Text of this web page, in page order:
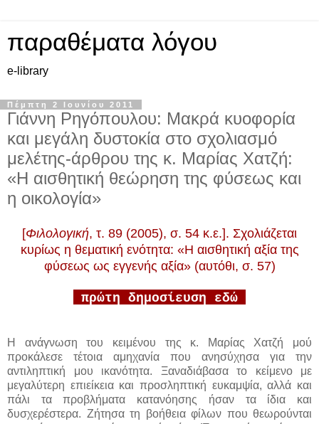
παραθέματα λόγου
e-library
Πέμπτη 2 Ιουνίου 2011
Γιάννη Ρηγόπουλου: Μακρά κυοφορία
και μεγάλη δυστοκία στο σχολιασμό
μελέτης-άρθρου της κ. Μαρίας Χατζή:
«Η αισθητική θεώρηση της φύσεως και
η οικολογία»
[Φιλολογική, τ. 89 (2005), σ. 54 κ.ε.]. Σχολιάζεται
κυρίως η θεματική ενότητα: «Η αισθητική αξία της
φύσεως ως εγγενής αξία» (αυτόθι, σ. 57)
πρώτη δημοσίευση εδώ
Η ανάγνωση του κειμένου της κ. Μαρίας Χατζή μού
προκάλεσε τέτοια αμηχανία που ανησύχησα για την
αντιληπτική μου ικανότητα. Ξαναδιάβασα το κείμενο με
μεγαλύτερη επιείκεια και προσληπτική ευκαμψία, αλλά και
πάλι τα προβλήματα κατανόησης ήσαν τα ίδια και
δυσχερέστερα. Ζήτησα τη βοήθεια φίλων που θεωρούνται